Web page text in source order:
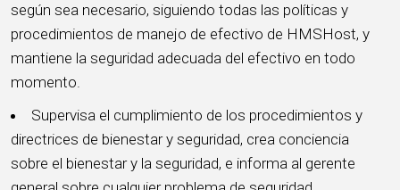
según sea necesario, siguiendo todas las políticas y
procedimientos de manejo de efectivo de HMSHost, y
mantiene la seguridad adecuada del efectivo en todo
momento.
Supervisa el cumplimiento de los procedimientos y
directrices de bienestar y seguridad, crea conciencia
sobre el bienestar y la seguridad, e informa al gerente